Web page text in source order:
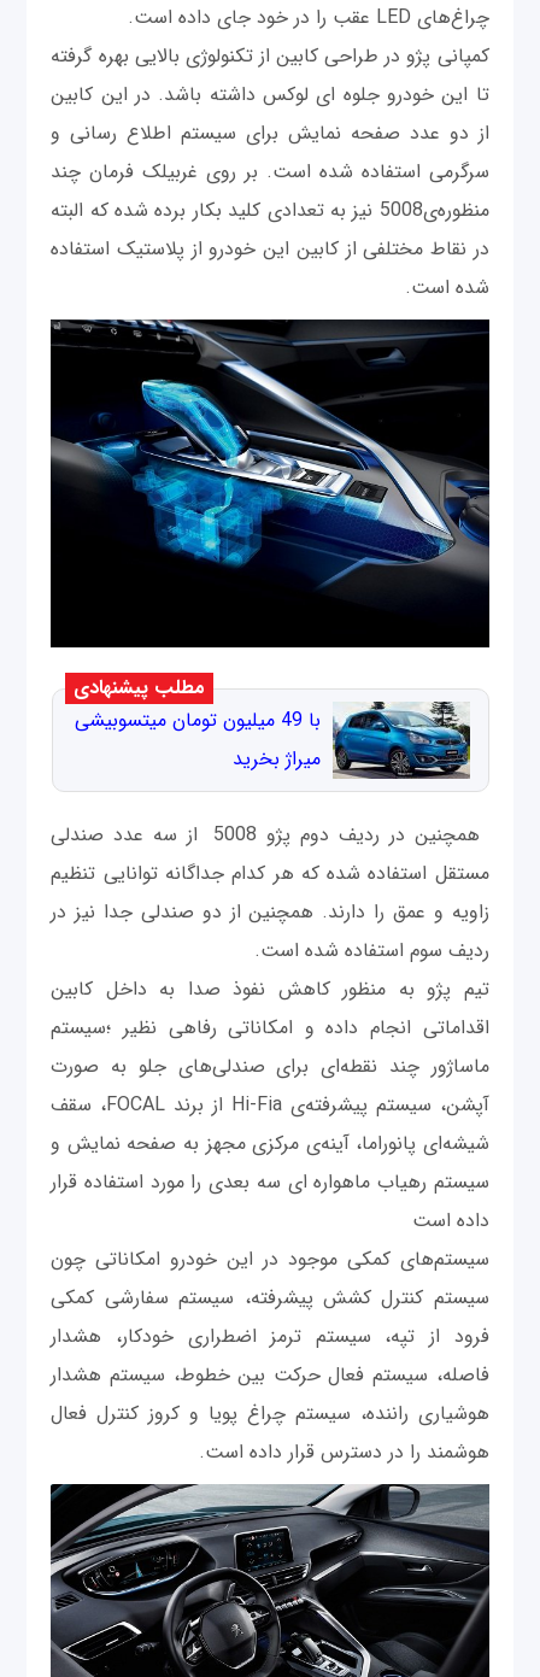
چراغ‌های LED عقب را در خود جای داده است.
کمپانی پژو در طراحی کابین از تکنولوژی بالایی بهره گرفته
تا این خودرو جلوه ای لوکس داشته باشد. در این کابین
از دو عدد صفحه نمایش برای سیستم اطلاع رسانی و
سرگرمی استفاده شده است. بر روی غربیلک فرمان چند
منظوره‌ی5008 نیز به تعدادی کلید بکار برده شده که البته
در نقاط مختلفی از کابین این خودرو از پلاستیک استفاده
شده است.
مطلب پیشنهادی
با 49 میلیون تومان میتسوبیشی
میراژ بخرید
همچنین در ردیف دوم پژو 5008 از سه عدد صندلی
مستقل استفاده شده که هر کدام جداگانه توانایی تنظیم
زاویه و عمق را دارند. همچنین از دو صندلی جدا نیز در
ردیف سوم استفاده شده است.
تیم پژو به منظور کاهش نفوذ صدا به داخل کابین
اقداماتی انجام داده و امکاناتی رفاهی نظیر ؛سیستم
ماساژور چند نقطه‌ای برای صندلی‌های جلو به صورت
آپشن، سیستم پیشرفته‌ی Hi-Fia از برند FOCAL، سقف
شیشه‌ای پانوراما، آینه‌ی مرکزی مجهز به صفحه نمایش و
سیستم رهیاب ماهواره ای سه بعدی را مورد استفاده قرار
داده است
سیستم‌های کمکی موجود در این خودرو امکاناتی چون
سیستم کنترل کشش پیشرفته، سیستم سفارشی کمکی
فرود از تپه‌، سیستم ترمز اضطراری خودکار، هشدار
فاصله، سیستم فعال حرکت بین خطوط، سیستم هشدار
هوشیاری راننده، سیستم چراغ پویا و کروز کنترل فعال
هوشمند را در دسترس قرار داده است.